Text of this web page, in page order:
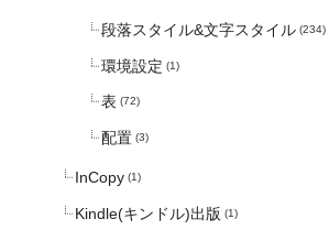
段落スタイル&文字スタイル (234)
環境設定 (1)
表 (72)
配置 (3)
InCopy (1)
Kindle(キンドル)出版 (1)